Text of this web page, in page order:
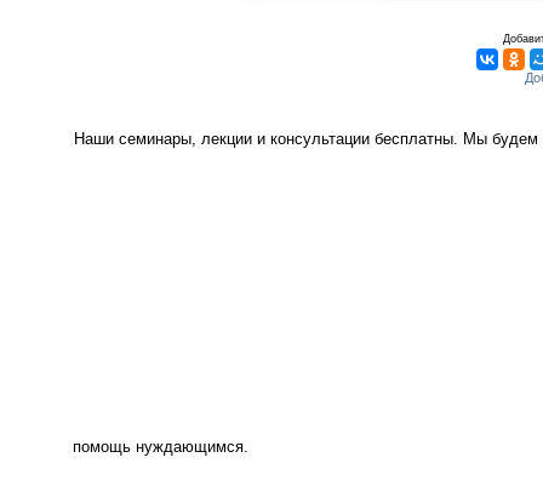
Наши семинары, лекции и консультации бесплатны. Мы
помощь нуждающимся.